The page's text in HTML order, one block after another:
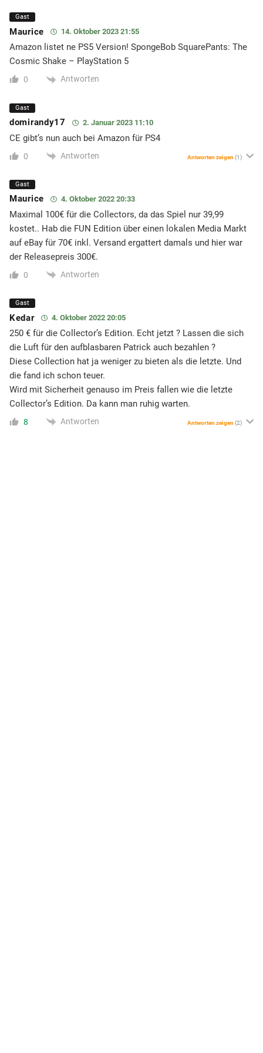
Gast
Maurice 14. Oktober 2023 21:55
Amazon listet ne PS5 Version! SpongeBob SquarePants: The
Cosmic Shake – PlayStation 5
0 Antworten
Gast
domirandy17 2. Januar 2023 11:10
CE gibt’s nun auch bei Amazon für PS4
0 Antworten Antworten zeigen (1)
Gast
Maurice 4. Oktober 2022 20:33
Maximal 100€ für die Collectors, da das Spiel nur 39,99
kostet.. Hab die FUN Edition über einen lokalen Media Markt
auf eBay für 70€ inkl. Versand ergattert damals und hier war
der Releasepreis 300€.
0 Antworten
Gast
Kedar 4. Oktober 2022 20:05
250 € für die Collector’s Edition. Echt jetzt ? Lassen die sich
die Luft für den aufblasbaren Patrick auch bezahlen ?
Diese Collection hat ja weniger zu bieten als die letzte. Und
die fand ich schon teuer.
Wird mit Sicherheit genauso im Preis fallen wie die letzte
Collector’s Edition. Da kann man ruhig warten.
8 Antworten Antworten zeigen (2)